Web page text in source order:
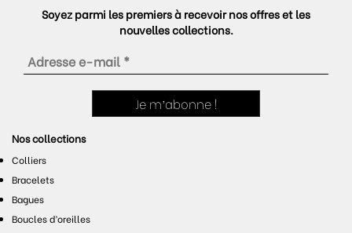
Soyez parmi les premiers à recevoir nos offres et les
nouvelles collections.
Nos collections
Colliers
Bracelets
Bagues
Boucles d’oreilles